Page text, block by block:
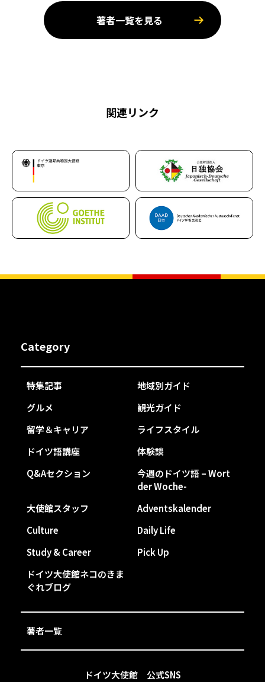
著者一覧を見る
関連リンク
ドイツ大使館 公式SNS
Category
特集記事
地域別ガイド
グルメ
観光ガイド
留学＆キャリア
ライフスタイル
ドイツ語講座
体験談
Q&Aセクション
今週のドイツ語 – Wort
der Woche-
大使館スタッフ
Adventskalender
Culture
Daily Life
Study & Career
Pick Up
ドイツ大使館ネコのきま
ぐれブログ
著者一覧